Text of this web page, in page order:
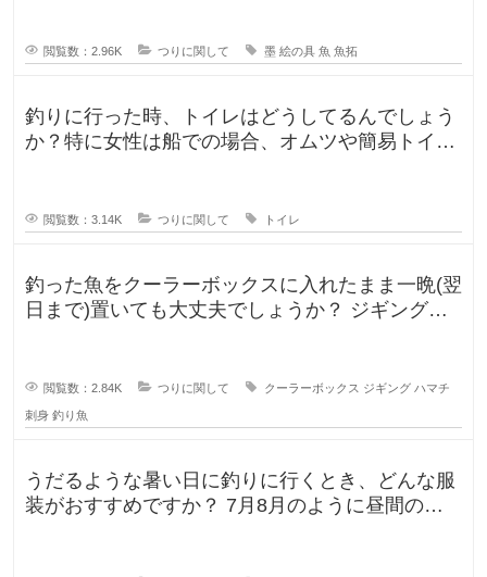
閲覧数：2.96K つりに関して 墨 絵の具 魚 魚拓
釣りに行った時、トイレはどうしてるんでしょう
か？特に女性は船での場合、オムツや簡易トイレ
閲覧数：3.14K つりに関して トイレ
釣った魚をクーラーボックスに入れたまま一晩(翌
日まで)置いても大丈夫でしょうか？ ジギングに
閲覧数：2.84K つりに関して クーラーボックス ジギング ハマチ
刺身 釣り魚
うだるような暑い日に釣りに行くとき、どんな服
装がおすすめですか？ 7月8月のように昼間の気